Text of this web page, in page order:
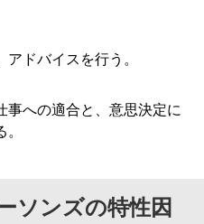
ドバイスを行う。
事への適合と、意思決定に
ソンズの特性因